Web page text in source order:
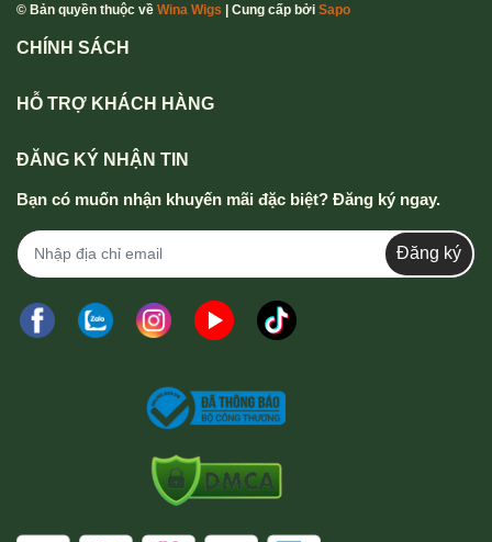
hiện đại.
© Bản quyền thuộc về Wina Wigs | Cung cấp bởi Sapo
CHÍNH SÁCH
HỖ TRỢ KHÁCH HÀNG
ĐĂNG KÝ NHẬN TIN
Bạn có muốn nhận khuyến mãi đặc biệt? Đăng ký ngay.
Đăng ký